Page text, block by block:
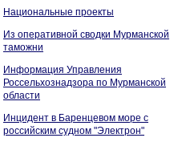
Национальные проекты
Из оперативной сводки Мурманской
таможни
Информация Управления
Россельхознадзора по Мурманской
области
Инцидент в Баренцевом море с
российским судном "Электрон"